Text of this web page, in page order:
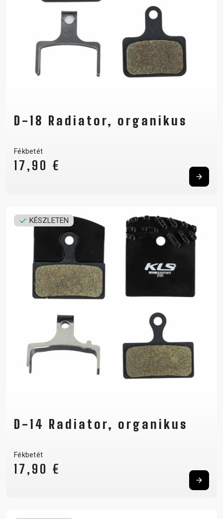
D-18 Radiator, organikus
Fékbetét
17,90 €
KÉSZLETEN
D-14 Radiator, organikus
Fékbetét
17,90 €